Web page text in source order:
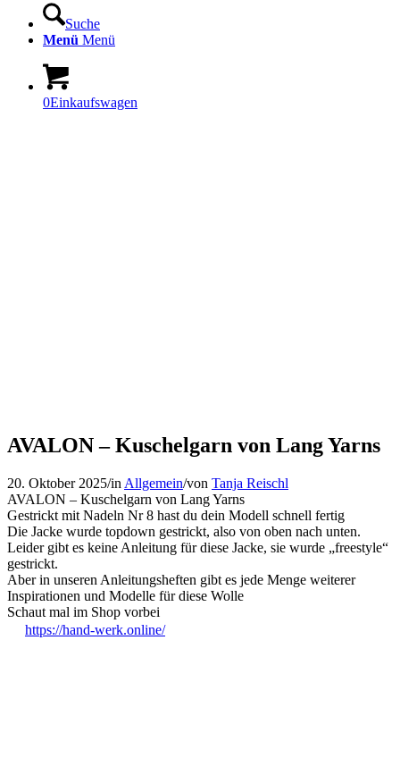
Suche
Menü Menü
0Einkaufswagen
AVALON – Kuschelgarn von Lang Yarns
20. Oktober 2025/in Allgemein/von Tanja Reischl
AVALON – Kuschelgarn von Lang Yarns
Gestrickt mit Nadeln Nr 8 hast du dein Modell schnell fertig
Die Jacke wurde topdown gestrickt, also von oben nach unten.
Leider gibt es keine Anleitung für diese Jacke, sie wurde „freestyle“
gestrickt.
Aber in unseren Anleitungsheften gibt es jede Menge weiterer
Inspirationen und Modelle für diese Wolle
Schaut mal im Shop vorbei
https://hand-werk.online/